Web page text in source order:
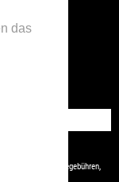
das
und ggf. Nachnahmegebühren,